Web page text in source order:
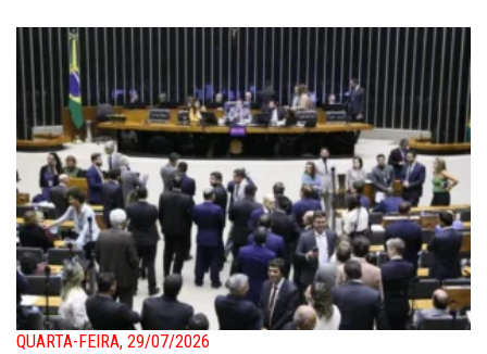
QUARTA-FEIRA, 29/07/2026